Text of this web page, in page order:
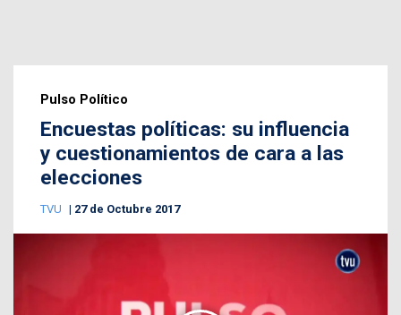
Pulso Político
Encuestas políticas: su influencia
y cuestionamientos de cara a las
elecciones
TVU 27 de Octubre 2017